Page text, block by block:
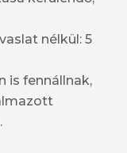
nélkül: 5
is fennállnak,